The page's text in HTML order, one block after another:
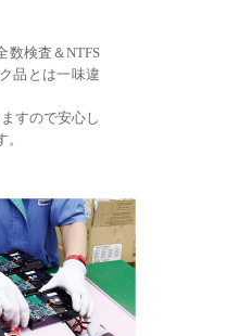
数検査＆NTFS
品とは一味違
すので安心し